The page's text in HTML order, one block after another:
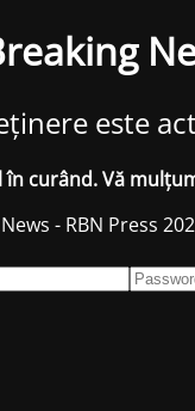
este
în curând. Vă
- RBN Press